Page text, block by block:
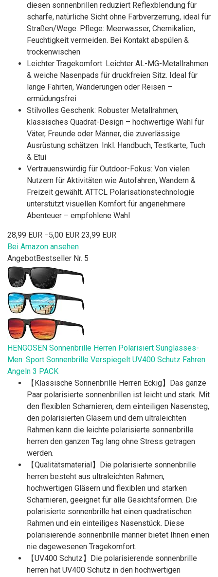
diesen sonnenbrillen reduziert Reflexblendung für
scharfe, natürliche Sicht ohne Farbverzerrung, ideal für
Straßen/Wege. Pflege: Meerwasser, Chemikalien,
Feuchtigkeit vermeiden. Bei Kontakt abspülen &
trockenwischen
Leichter Tragekomfort: Leichter AL-MG-Metallrahmen
& weiche Nasenpads für druckfreien Sitz. Ideal für
lange Fahrten, Wanderungen oder Reisen –
ermüdungsfrei
Stilvolles Geschenk: Robuster Metallrahmen,
klassisches Quadrat-Design – hochwertige Wahl für
Väter, Freunde oder Männer, die zuverlässige
Ausrüstung schätzen. Inkl. Handbuch, Testkarte, Tuch
& Etui
Vertrauenswürdig für Outdoor-Fokus: Von vielen
Nutzern für Aktivitäten wie Autofahren, Wandern &
Freizeit gewählt. ATTCL Polarisationstechnologie
unterstützt visuellen Komfort für angenehmere
Abenteuer – empfohlene Wahl
28,99 EUR −5,00 EUR 23,99 EUR
Bei Amazon ansehen
AngebotBestseller Nr. 5
HENGOSEN Sonnenbrille Herren Polarisiert Sunglasses-
Men: Sport Sonnenbrille Verspiegelt UV400 Schutz Fahren
Angeln 3 PACK
【Klassische Sonnenbrille Herren Eckig】Das ganze
Paar polarisierte sonnenbrillen ist leicht und stark. Mit
den flexiblen Scharnieren, dem einteiligen Nasensteg,
den polarisierten Gläsern und dem ultraleichten
Rahmen kann die leichte polarisierte sonnenbrille
herren den ganzen Tag lang ohne Stress getragen
werden.
【Qualitätsmaterial】Die polarisierte sonnenbrille
herren besteht aus ultraleichten Rahmen,
hochwertigen Gläsern und flexiblen und starken
Scharnieren, geeignet für alle Gesichtsformen. Die
polarisierte sonnenbrille hat einen quadratischen
Rahmen und ein einteiliges Nasenstück. Diese
polarisierende sonnenbrille männer bietet Ihnen einen
nie dagewesenen Tragekomfort.
【UV400 Schutz】Die polarisierende sonnenbrille
herren hat UV400 Schutz in den hochwertigen